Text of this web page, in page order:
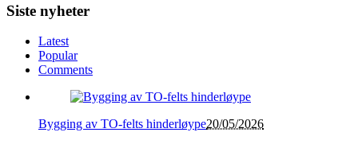
Siste nyheter
Latest
Popular
Comments
Bygging av TO-felts hinderløype20/05/2026